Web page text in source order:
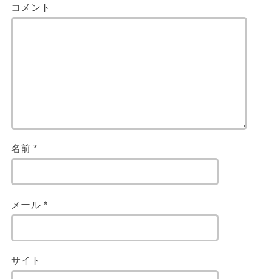
コメント
名前*
メール *
サイト